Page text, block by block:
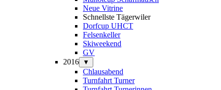
Neue Vitrine
Schnellste Tägerwiler
Dorfcup UHCT
Felsenkeller
Skiweekend
GV
2016
▼
Chlausabend
Turnfahrt Turner